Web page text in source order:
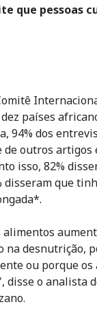
que pessoas
países
94% dos
outros artigos
isso, 82%
disseram que
alimentos
na desnutrição,
ou porque
o analista